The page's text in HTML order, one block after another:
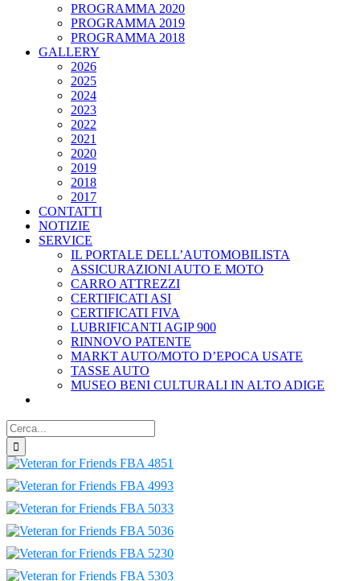
PROGRAMMA 2020
PROGRAMMA 2019
PROGRAMMA 2018
GALLERY
2026
2025
2024
2023
2022
2021
2020
2019
2018
2017
CONTATTI
NOTIZIE
SERVICE
IL PORTALE DELL’AUTOMOBILISTA
ASSICURAZIONI AUTO E MOTO
CARRO ATTREZZI
CERTIFICATI ASI
CERTIFICATI FIVA
LUBRIFICANTI AGIP 900
RINNOVO PATENTE
MARKT AUTO/MOTO D’EPOCA USATE
TASSE AUTO
MUSEO BENI CULTURALI IN ALTO ADIGE
Cerca
per: